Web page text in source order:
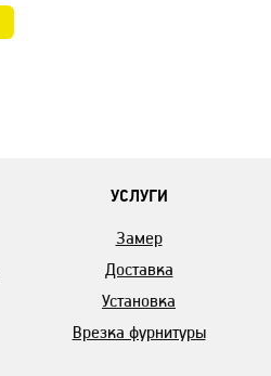
УСЛУГИ
Замер
Доставка
Установка
Врезка фурнитуры